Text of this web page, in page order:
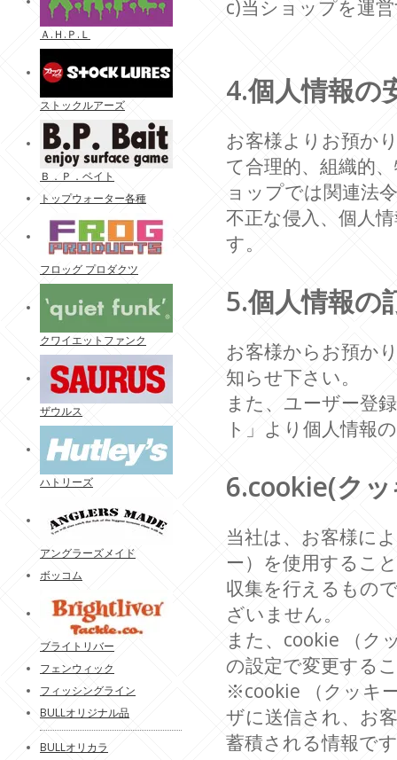
c)当ショップを運
4.個人情報の
お客様よりお預か
て合理的、組織的
ョップでは関連法
不正な侵入、個人
す。
5.個人情報の
お客様からお預か
知らせ下さい。
また、ユーザー登
ト」より個人情報
6.cookie(ク
当社は、お客様に
ー）を使用するこ
収集を行えるもの
ざいません。
また、cookie （ク
の設定で変更する
※cookie （クッキ
ザに送信され、お
蓄積される情報で
Ａ.Ｈ.Ｐ.Ｌ
ストックルアーズ
Ｂ．Ｐ．ベイト
トップウォーター各種
フロッグ プロダクツ
クワイエットファンク
ザウルス
ハトリーズ
アングラーズメイド
ボッコム
ブライトリバー
フェンウィック
フィッシングライン
BULLオリジナル品
BULLオリカラ